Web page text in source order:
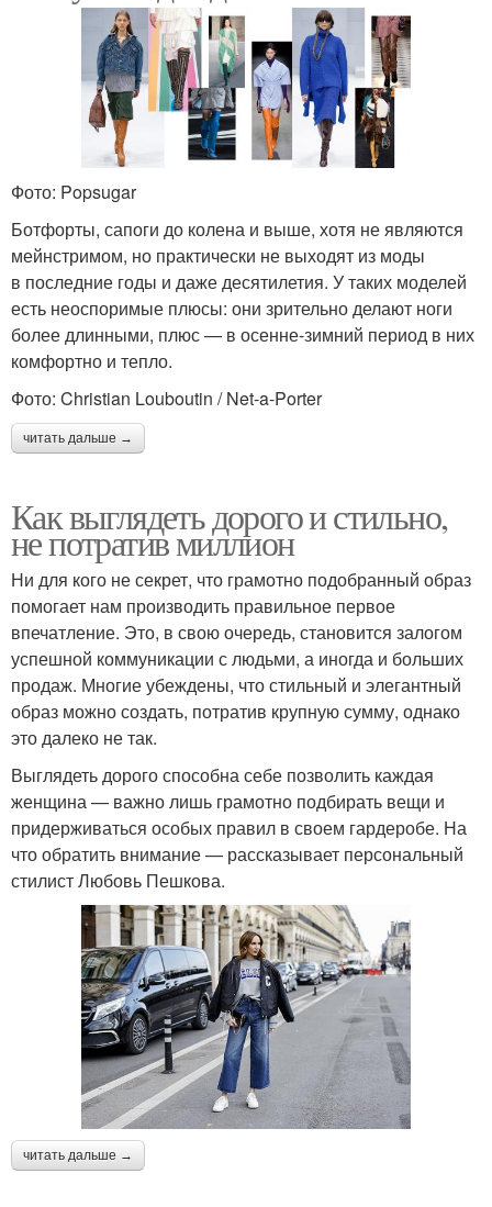
Фото: Popsugar
Ботфорты, сапоги до колена и выше, хотя не являются
мейнстримом, но практически не выходят из моды
в последние годы и даже десятилетия. У таких моделей
есть неоспоримые плюсы: они зрительно делают ноги
более длинными, плюс — в осенне-зимний период в них
комфортно и тепло.
Фото: Christian Louboutin / Net-a-Porter
читать дальше →
Как выглядеть дорого и стильно,
не потратив миллион
Ни для кого не секрет, что грамотно подобранный образ
помогает нам производить правильное первое
впечатление. Это, в свою очередь, становится залогом
успешной коммуникации с людьми, а иногда и больших
продаж. Многие убеждены, что стильный и элегантный
образ можно создать, потратив крупную сумму, однако
это далеко не так.
Выглядеть дорого способна себе позволить каждая
женщина — важно лишь грамотно подбирать вещи и
придерживаться особых правил в своем гардеробе. На
что обратить внимание — рассказывает персональный
стилист Любовь Пешкова.
читать дальше →